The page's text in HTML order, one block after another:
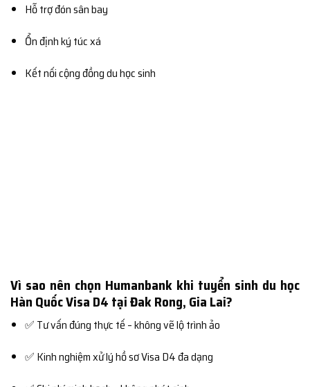
Hỗ trợ đón sân bay
Ổn định ký túc xá
Kết nối cộng đồng du học sinh
Vì sao nên chọn Humanbank khi tuyển sinh du học
Hàn Quốc Visa D4 tại Đak Rong, Gia Lai?
✅ Tư vấn đúng thực tế – không vẽ lộ trình ảo
✅ Kinh nghiệm xử lý hồ sơ Visa D4 đa dạng